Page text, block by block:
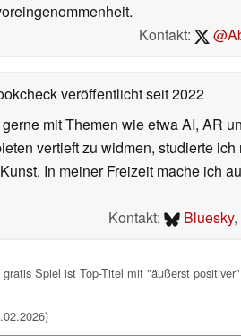
Kontakt:
veröffentlichtseit 2022
mit Themen wie etwa AI, AR
vertieft zu widmen, studierte ich
In meiner Freizeit mache ich
Kontakt:
Bluesky,
Spiel ist Top-Titel mit "äußerst